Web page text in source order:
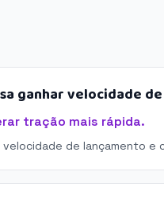
ganhar velocidade
tração mais rápida.
de lançamento e